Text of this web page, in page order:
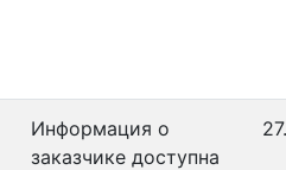
Информация о
заказчике доступна